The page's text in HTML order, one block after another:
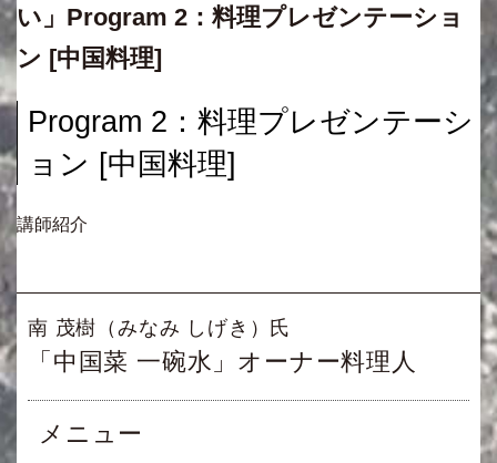
い」Program 2：料理プレゼンテーショ
ン [中国料理]
Program 2：料理プレゼンテーシ
ョン [中国料理]
講師紹介
南 茂樹（みなみ しげき）氏
「中国菜 一碗水」オーナー料理人
メニュー